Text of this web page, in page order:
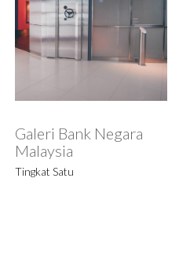
Tingkat Satu